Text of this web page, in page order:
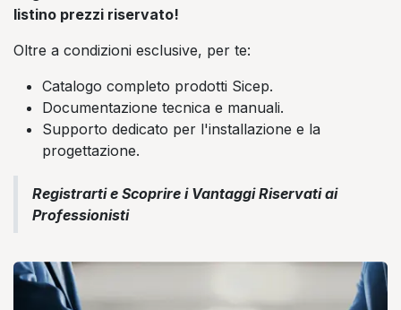
listino prezzi riservato!
Oltre a condizioni esclusive, per te:
Catalogo completo prodotti Sicep.
Documentazione tecnica e manuali.
Supporto dedicato per l'installazione e la
progettazione.
Registrarti e Scoprire i Vantaggi Riservati ai
Professionisti